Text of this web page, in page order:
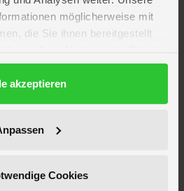
möglicherweise mit
die Sie ihnen bereitgestellt
akzeptieren
Cookies
Höhe ca. 1,1 cm
Frech Verlag